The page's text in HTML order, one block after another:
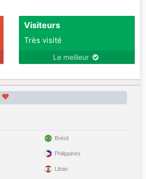
Visiteurs
Très visité
Le meilleur
Brésil
Philippines
Liban